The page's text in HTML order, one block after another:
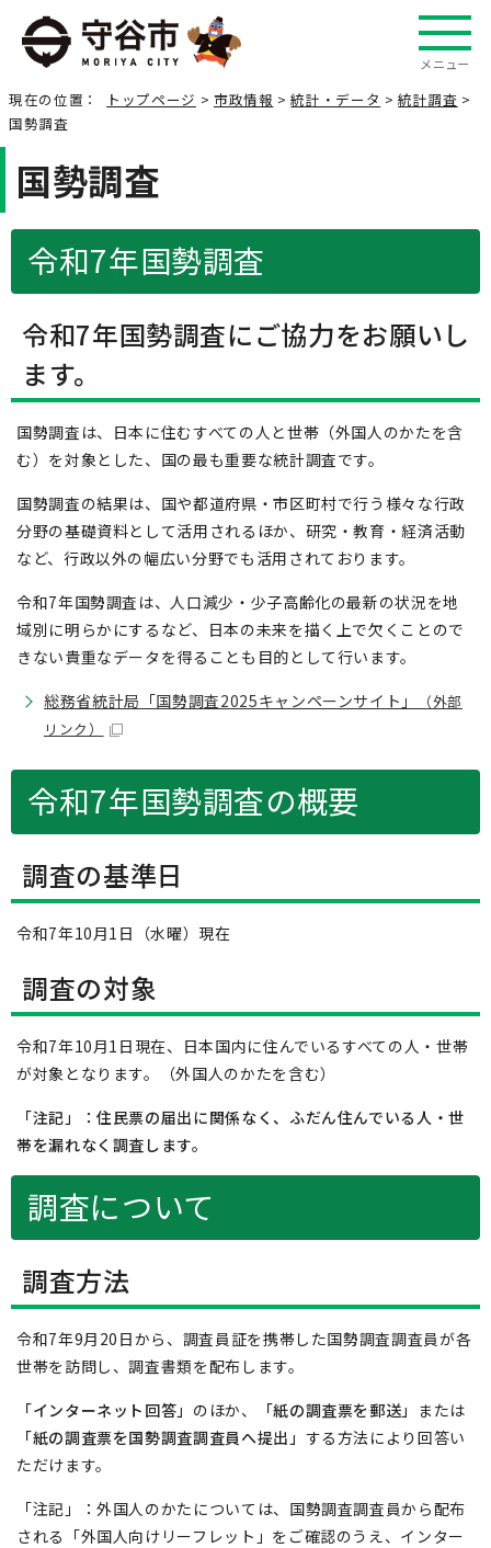
メニュー
現在の位置： トップページ > 市政情報 >統計・データ >統計調査 >
国勢調査
国勢調査
令和7年国勢調査
令和7年国勢調査にご協力をお願いし
ます。
国勢調査は、日本に住むすべての人と世帯（外国人のかたを含
む）を対象とした、国の最も重要な統計調査です。
国勢調査の結果は、国や都道府県・市区町村で行う様々な行政
分野の基礎資料として活用されるほか、研究・教育・経済活動
など、行政以外の幅広い分野でも活用されております。
令和7年国勢調査は、人口減少・少子高齢化の最新の状況を地
域別に明らかにするなど、日本の未来を描く上で欠くことので
きない貴重なデータを得ることも目的として行います。
総務省統計局「国勢調査2025キャンペーンサイト」
（外部
リンク）
令和7年国勢調査の概要
調査の基準日
令和7年10月1日（水曜）現在
調査の対象
令和7年10月1日現在、日本国内に住んでいるすべての人・世帯
が対象となります。（外国人のかたを含む）
「注記」：住民票の届出に関係なく、ふだん住んでいる人・世
帯を漏れなく調査します。
調査について
調査方法
令和7年9月20日から、調査員証を携帯した国勢調査調査員が各
世帯を訪問し、調査書類を配布します。
「インターネット回答」 のほか、 「紙の調査票を郵送」 または
「紙の調査票を国勢調査調査員へ提出」 する方法により回答い
ただけます。
「注記」：外国人のかたについては、国勢調査調査員から配布
される「外国人向けリーフレット」をご確認のうえ、インター